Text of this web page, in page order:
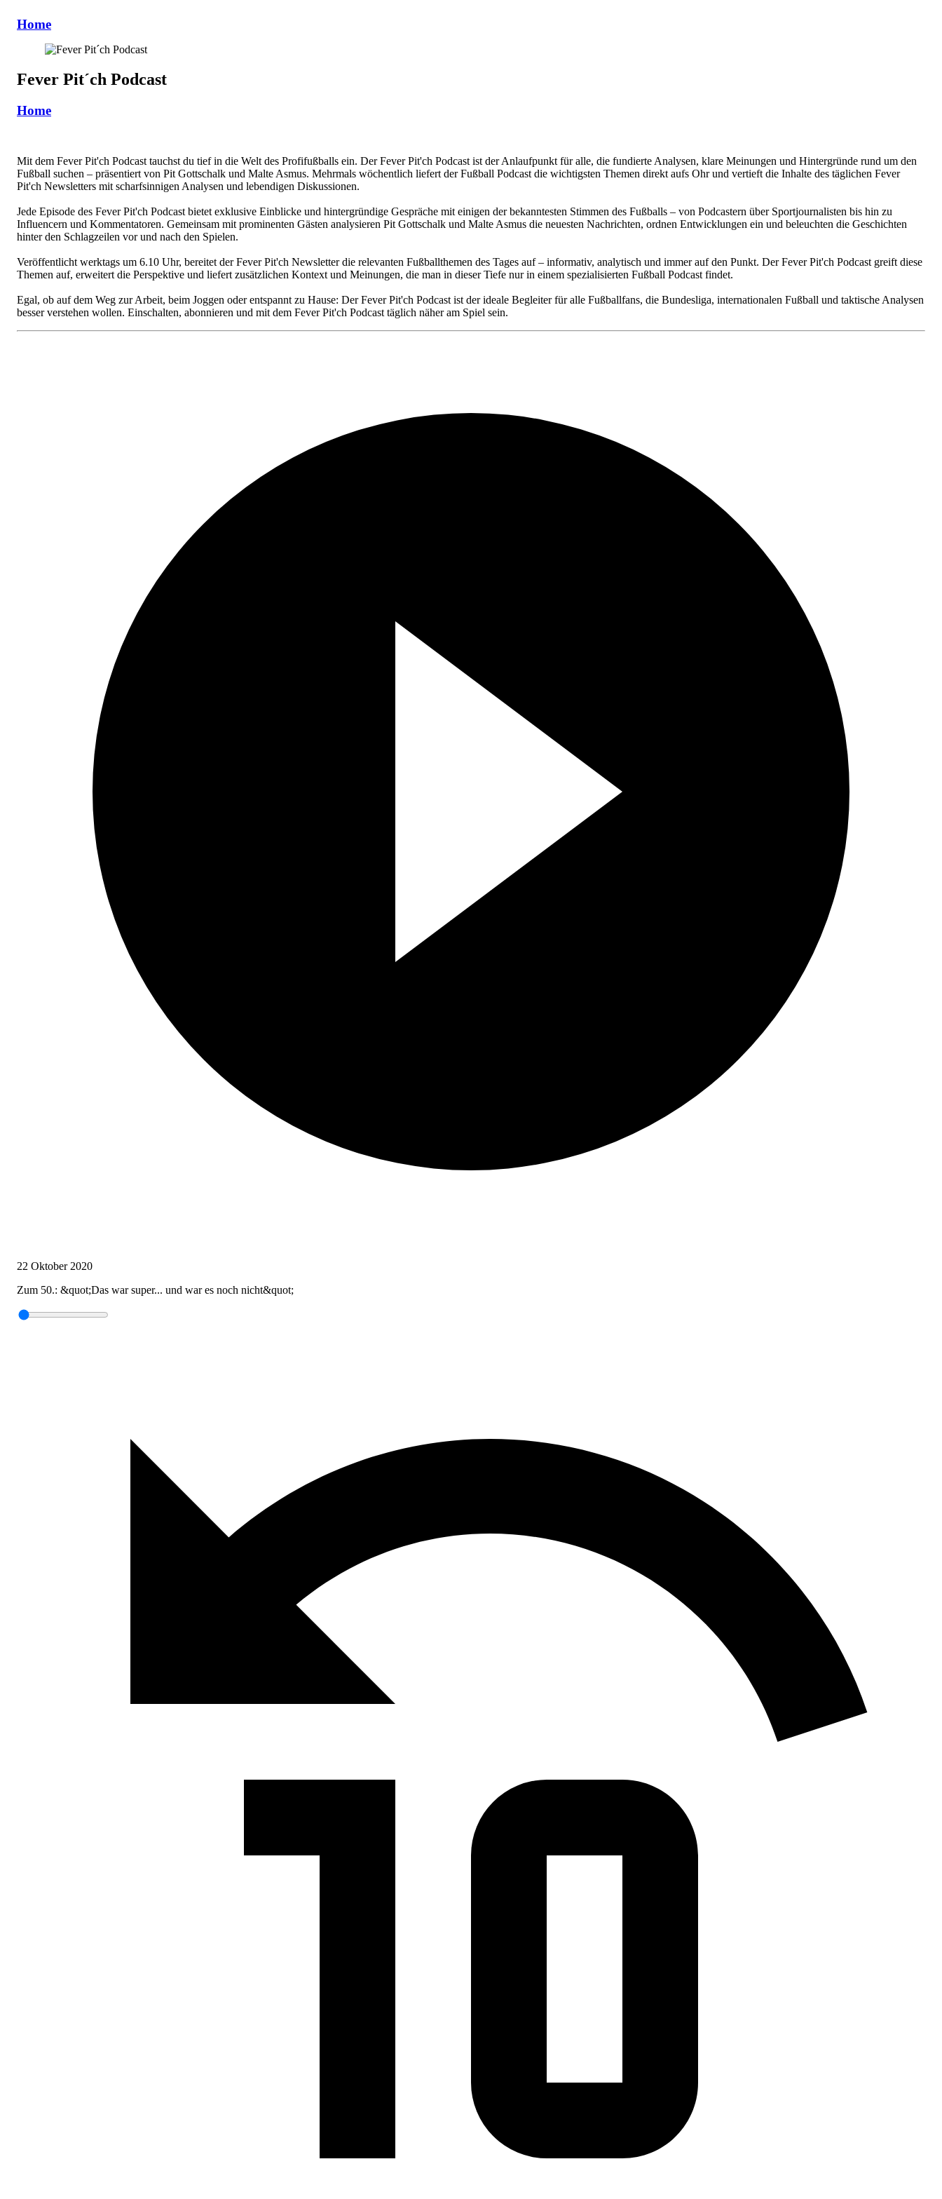
Home
Fever Pit´ch Podcast
Home
Mit dem Fever Pit'ch Podcast tauchst du tief in die Welt des Profifußballs ein. Der Fever Pit'ch Podcast ist der Anlaufpunkt für alle, die fundierte Analysen, klare Meinungen und Hintergründe rund um den
Fußball suchen – präsentiert von Pit Gottschalk und Malte Asmus. Mehrmals wöchentlich liefert der Fußball Podcast die wichtigsten Themen direkt aufs Ohr und vertieft die Inhalte des täglichen Fever
Pit'ch Newsletters mit scharfsinnigen Analysen und lebendigen Diskussionen.
Jede Episode des Fever Pit'ch Podcast bietet exklusive Einblicke und hintergründige Gespräche mit einigen der bekanntesten Stimmen des Fußballs – von Podcastern über Sportjournalisten bis hin zu
Influencern und Kommentatoren. Gemeinsam mit prominenten Gästen analysieren Pit Gottschalk und Malte Asmus die neuesten Nachrichten, ordnen Entwicklungen ein und beleuchten die Geschichten
hinter den Schlagzeilen vor und nach den Spielen.
Veröffentlicht werktags um 6.10 Uhr, bereitet der Fever Pit'ch Newsletter die relevanten Fußballthemen des Tages auf – informativ, analytisch und immer auf den Punkt. Der Fever Pit'ch Podcast greift diese
Themen auf, erweitert die Perspektive und liefert zusätzlichen Kontext und Meinungen, die man in dieser Tiefe nur in einem spezialisierten Fußball Podcast findet.
Egal, ob auf dem Weg zur Arbeit, beim Joggen oder entspannt zu Hause: Der Fever Pit'ch Podcast ist der ideale Begleiter für alle Fußballfans, die Bundesliga, internationalen Fußball und taktische Analysen
besser verstehen wollen. Einschalten, abonnieren und mit dem Fever Pit'ch Podcast täglich näher am Spiel sein.
22 Oktober 2020
Zum 50.: &quot;Das war super... und war es noch nicht&quot;